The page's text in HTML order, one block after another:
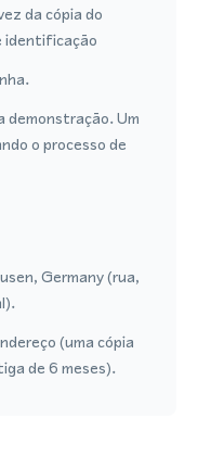
da cópia do
identificação
demonstração. Um
o processo de
Germany (rua,
(uma cópia
de 6 meses).